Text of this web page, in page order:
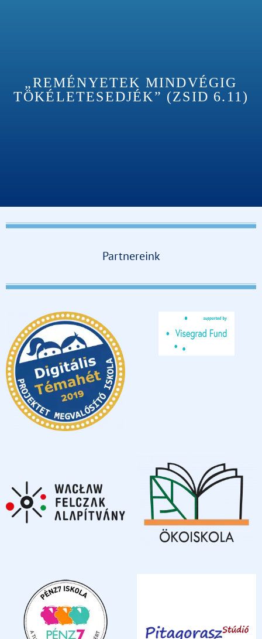
„REMÉNYETEK MINDVÉGIG
TÖKÉLETESEDJÉK” (ZSID 6.11)
Partnereink